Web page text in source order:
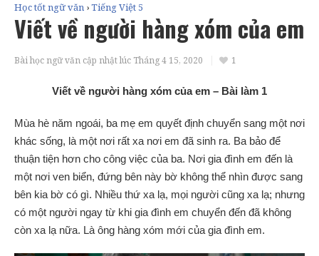
Học tốt ngữ văn ›Tiếng Việt 5
Viết về người hàng xóm của em
Bài học ngữ văn cập nhật lúc Tháng 4 15, 2020 1
Viết về người hàng xóm của em – Bài làm 1
Mùa hè năm ngoái, ba mẹ em quyết định chuyển sang một nơi
khác sống, là một nơi rất xa nơi em đã sinh ra. Ba bảo để
thuận tiện hơn cho công việc của ba. Nơi gia đình em đến là
một nơi ven biển, đứng bên này bờ không thể nhìn được sang
bên kia bờ có gì. Nhiều thứ xa lạ, mọi người cũng xa lạ; nhưng
có một người ngay từ khi gia đình em chuyển đến đã không
còn xa lạ nữa. Là ông hàng xóm mới của gia đình em.